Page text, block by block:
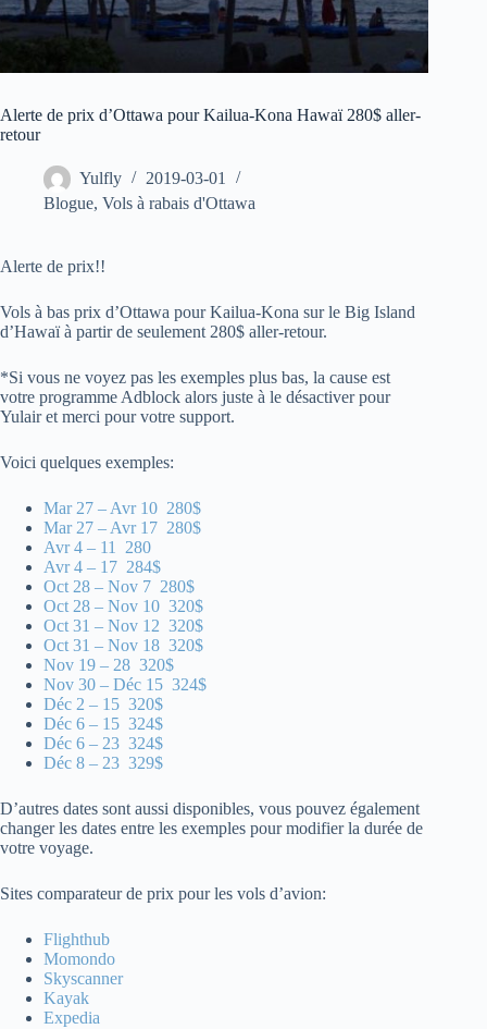
Alerte de prix d’Ottawa pour Kailua-Kona Hawaï 280$ aller-
retour
Yulfly
2019-03-01
Blogue, Vols à rabais d'Ottawa
Alerte de prix!!
Vols à bas prix d’Ottawa pour Kailua-Kona sur le Big Island
d’Hawaï à partir de seulement 280$ aller-retour.
*Si vous ne voyez pas les exemples plus bas, la cause est
votre programme Adblock alors juste à le désactiver pour
Yulair et merci pour votre support.
Voici quelques exemples:
Mar 27 – Avr 10 280$
Mar 27 – Avr 17 280$
Avr 4 – 11 280
Avr 4 – 17 284$
Oct 28 – Nov 7 280$
Oct 28 – Nov 10 320$
Oct 31 – Nov 12 320$
Oct 31 – Nov 18 320$
Nov 19 – 28 320$
Nov 30 – Déc 15 324$
Déc 2 – 15 320$
Déc 6 – 15 324$
Déc 6 – 23 324$
Déc 8 – 23 329$
D’autres dates sont aussi disponibles, vous pouvez également
changer les dates entre les exemples pour modifier la durée de
votre voyage.
Sites comparateur de prix pour les vols d’avion:
Flighthub
Momondo
Skyscanner
Kayak
Expedia